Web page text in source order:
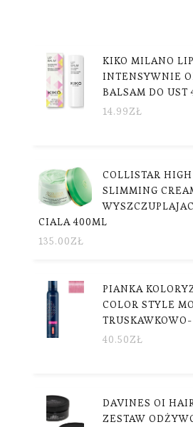
KIKO MILANO
INTENSYWNIE
BALSAM DO UST
14.99ZŁ
COLLISTAR
SLIMMING
CIALA 400ML
135.00ZŁ
PIANKA
COLOR STYLE
40.50ZŁ
DAVINES OI
ZESTAW